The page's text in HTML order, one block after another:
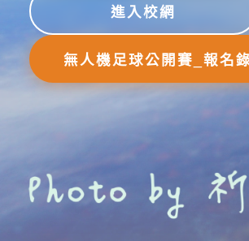
進入校網
無人機足球公開賽_報名